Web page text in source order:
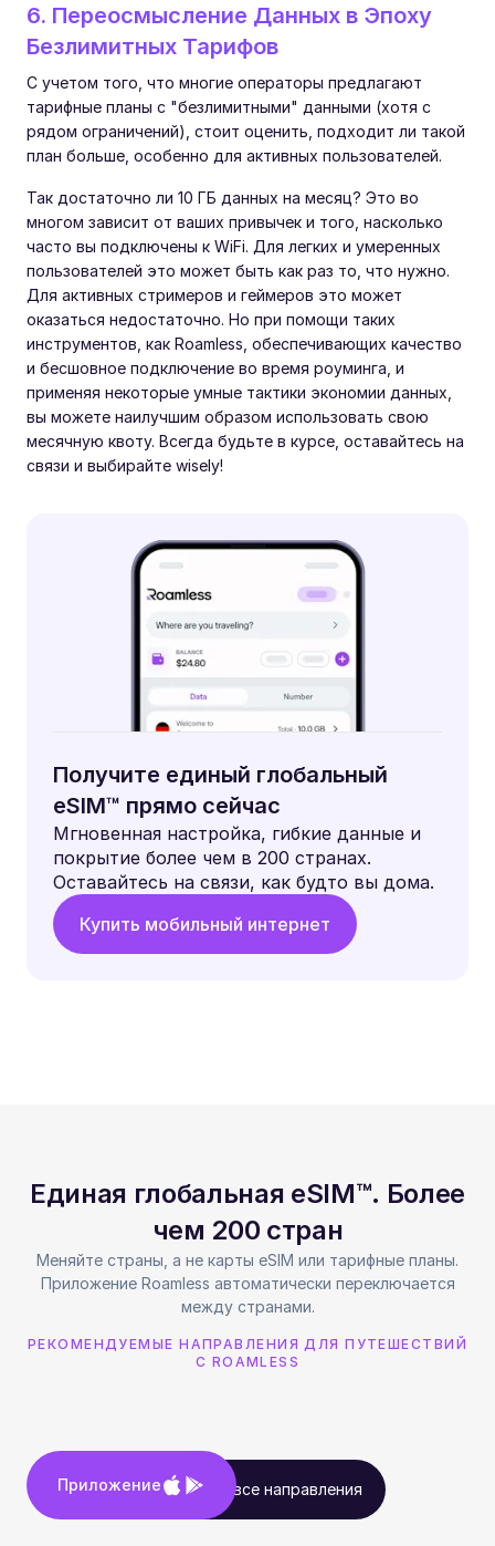
6. Переосмысление Данных в Эпоху
Безлимитных Тарифов
С учетом того, что многие операторы предлагают
тарифные планы с "безлимитными" данными (хотя с
рядом ограничений), стоит оценить, подходит ли такой
план больше, особенно для активных пользователей.
Так достаточно ли 10 ГБ данных на месяц? Это во
многом зависит от ваших привычек и того, насколько
часто вы подключены к WiFi. Для легких и умеренных
пользователей это может быть как раз то, что нужно.
Для активных стримеров и геймеров это может
оказаться недостаточно. Но при помощи таких
инструментов, как Roamless, обеспечивающих качество
и бесшовное подключение во время роуминга, и
применяя некоторые умные тактики экономии данных,
вы можете наилучшим образом использовать свою
месячную квоту. Всегда будьте в курсе, оставайтесь на
связи и выбирайте wisely!
Получите единый глобальный
eSIM™ прямо сейчас
Мгновенная настройка, гибкие данные и
покрытие более чем в 200 странах.
Оставайтесь на связи, как будто вы дома.
Купить мобильный интернет
Единая глобальная eSIM™. Более
чем 200 стран
Меняйте страны, а не карты eSIM или тарифные планы.
Приложение Roamless автоматически переключается
между странами.
РЕКОМЕНДУЕМЫЕ НАПРАВЛЕНИЯ ДЛЯ ПУТЕШЕСТВИЙ
С ROAMLESS
Посмотреть все направления
Приложение